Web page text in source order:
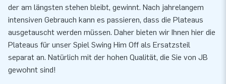
der am längsten stehen bleibt, gewinnt. Nach jahrelangem
intensiven Gebrauch kann es passieren, dass die Plateaus
ausgetauscht werden müssen. Daher bieten wir Ihnen hier die
Plateaus für unser Spiel Swing Him Off als Ersatzsteil
separat an. Natürlich mit der hohen Qualität, die Sie von JB
gewohnt sind!